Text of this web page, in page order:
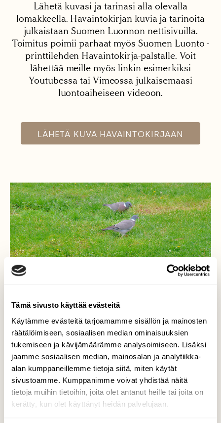
Tämä sivusto käyttää evästeitä
Käytämme evästeitä tarjoamamme sisällön ja mainosten
räätälöimiseen, sosiaalisen median ominaisuuksien
tukemiseen ja kävijämäärämme analysoimiseen. Lisäksi
jaamme sosiaalisen median, mainosalan ja analytiikka-
alan kumppaneillemme tietoja siitä, miten käytät
sivustoamme. Kumppanimme voivat yhdistää näitä
tietoja muihin tietoihin, joita olet antanut heille tai joita on
kerätty, kun olet käyttänyt heidän palvelujaan.
Lähetä kuvasi ja tarinasi alla olevalla
lomakkeella. Havaintokirjan kuvia ja tarinoita
julkaistaan Suomen Luonnon nettisivuilla.
Toimitus poimii parhaat myös Suomen Luonto -
printtilehden Havaintokirja-palstalle. Voit
lähettää meille myös linkin esimerkiksi
Youtubessa tai Vimeossa julkaisemaasi
luontoaiheiseen videoon.
LÄHETÄ KUVA HAVAINTOKIRJAAN
Sepelkyyhkyt
Ruokailivat ruohikolla.